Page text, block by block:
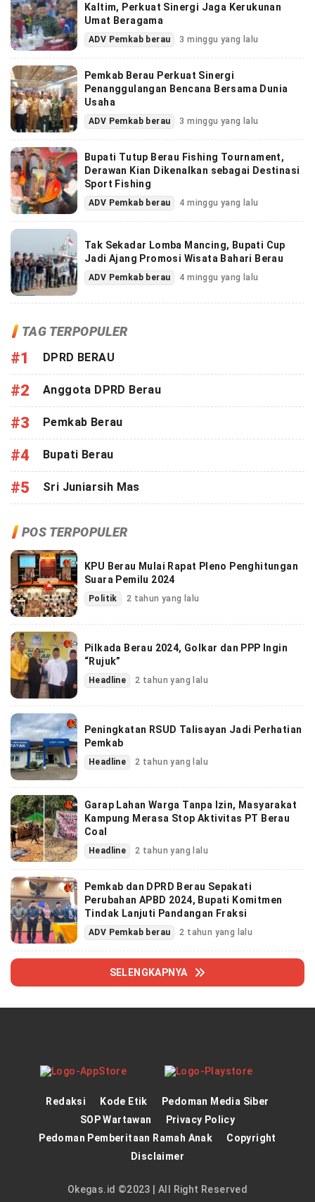
Kaltim, Perkuat Sinergi Jaga Kerukunan
Umat Beragama
ADV Pemkab berau 3 minggu yang lalu
Pemkab Berau Perkuat Sinergi
Penanggulangan Bencana Bersama Dunia
Usaha
ADV Pemkab berau 3 minggu yang lalu
Bupati Tutup Berau Fishing Tournament,
Derawan Kian Dikenalkan sebagai Destinasi
Sport Fishing
ADV Pemkab berau 4 minggu yang lalu
Tak Sekadar Lomba Mancing, Bupati Cup
Jadi Ajang Promosi Wisata Bahari Berau
ADV Pemkab berau 4 minggu yang lalu
TAG TERPOPULER
#1 DPRD BERAU
#2 Anggota DPRD Berau
#3 Pemkab Berau
#4 Bupati Berau
#5 Sri Juniarsih Mas
POS TERPOPULER
KPU Berau Mulai Rapat Pleno Penghitungan
Suara Pemilu 2024
Politik 2 tahun yang lalu
Pilkada Berau 2024, Golkar dan PPP Ingin
“Rujuk”
Headline 2 tahun yang lalu
Peningkatan RSUD Talisayan Jadi Perhatian
Pemkab
Headline 2 tahun yang lalu
Garap Lahan Warga Tanpa Izin, Masyarakat
Kampung Merasa Stop Aktivitas PT Berau
Coal
Headline 2 tahun yang lalu
Pemkab dan DPRD Berau Sepakati
Perubahan APBD 2024, Bupati Komitmen
Tindak Lanjuti Pandangan Fraksi
ADV Pemkab berau 2 tahun yang lalu
SELENGKAPNYA
Redaksi Kode Etik
Pedoman Media Siber
SOP Wartawan
Privacy Policy
Pedoman Pemberitaan Ramah Anak
Copyright
Disclaimer
Okegas.id ©2023 | All Right Reserved